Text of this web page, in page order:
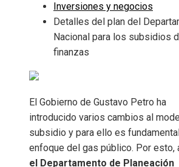
Inversiones y negocios
Detalles del plan del
Nacional para los subsidios
finanzas
El Gobierno de Gustavo Petro ha
introducido varios cambios al
subsidio y para ello es
enfoque del gas público. Por esto,
el Departamento de Planeación